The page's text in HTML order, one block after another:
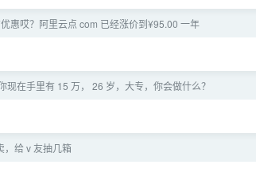
惠哎？阿里云点 com 已经涨价到¥95.00 一年
现在手里有 15 万， 26 岁，大专，你会做什么？
，给 v 友抽几箱